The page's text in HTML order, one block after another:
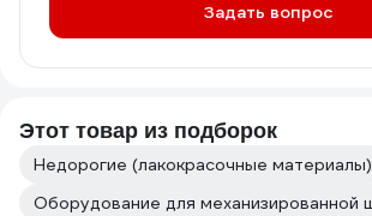
Задать вопрос
Этот товар из подборок
Недорогие (лакокрасочные материалы)